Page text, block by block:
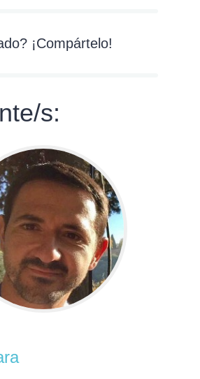
¡Compártelo!
s: